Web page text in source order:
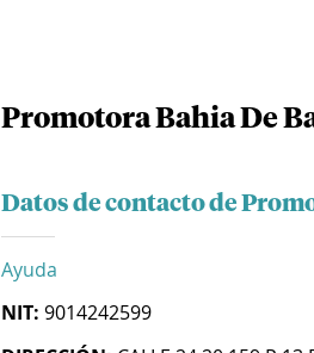
Promotora Bahia De
Datos de contacto de
Ayuda
NIT: 9014242599